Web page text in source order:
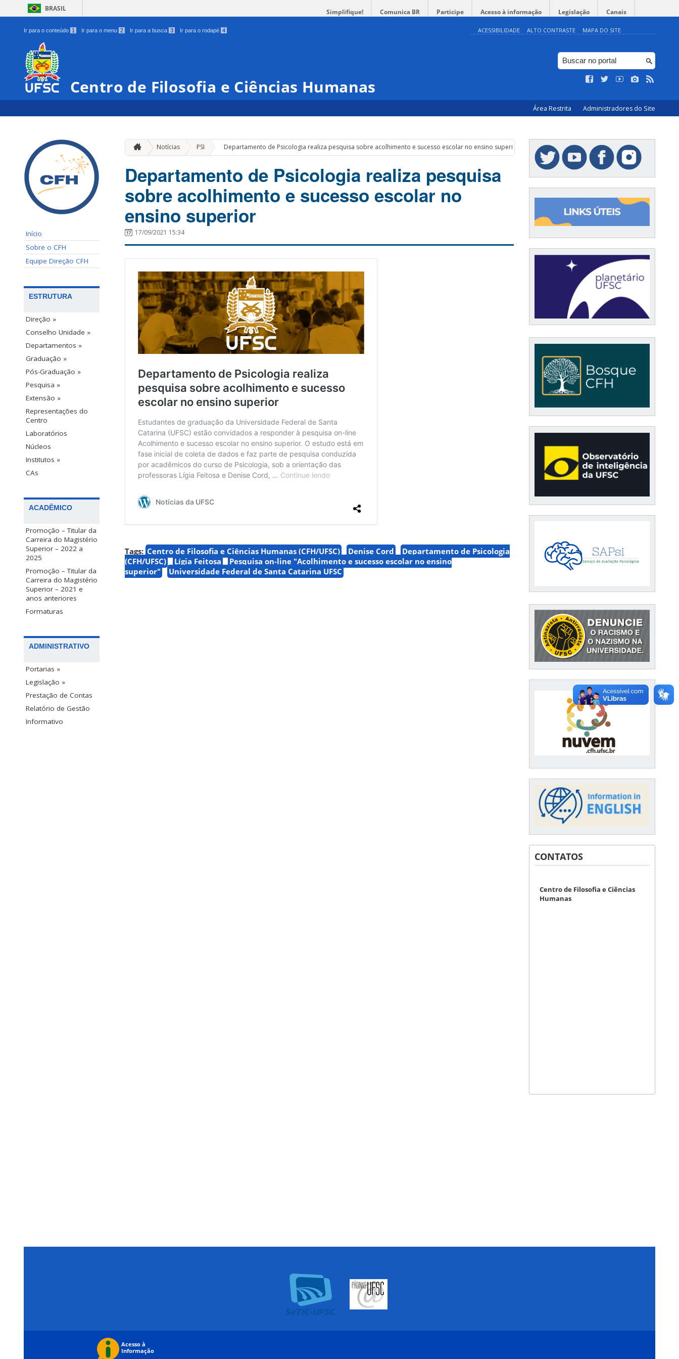
BRASIL Simplifique! Comunica BR Participe Acesso à informação Legislação Canais
Ir para o conteúdo 1 Ir para o menu 2 Ir para a busca 3 Ir para o rodapé 4 ACESSIBILIDADE ALTO CONTRASTE MAPA DO SITE
Centro de Filosofia e Ciências Humanas
Área Restrita Administradores do Site
Início
Sobre o CFH
Equipe Direção CFH
ESTRUTURA
Direção »
Conselho Unidade »
Departamentos »
Graduação »
Pós-Graduação »
Pesquisa »
Extensão »
Representações do
Centro
Laboratórios
Núcleos
Institutos »
CAs
ACADÊMICO
Promoção – Titular da
Carreira do Magistério
Superior – 2022 a
2025
Promoção – Titular da
Carreira do Magistério
Superior – 2021 e
anos anteriores
Formaturas
ADMINISTRATIVO
Portarias »
Legislação »
Prestação de Contas
Relatório de Gestão
Informativo
Notícias PSI » Departamento de Psicologia realiza pesquisa sobre acolhimento e sucesso escolar no ensino superior
Departamento de Psicologia realiza pesquisa
sobre acolhimento e sucesso escolar no
ensino superior
17/09/2021 15:34
Tags: Centro de Filosofia e Ciências Humanas (CFH/UFSC) Denise Cord
Departamento de Psicologia
(CFH/UFSC)
Lígia Feitosa
Pesquisa on-line "Acolhimento e sucesso escolar no ensino
superior"
Universidade Federal de Santa Catarina UFSC
CONTATOS
Centro de Filosofia e Ciências
Humanas